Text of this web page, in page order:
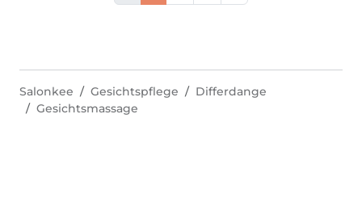
Salonkee Gesichtspflege
Differdange
Gesichtsmassage